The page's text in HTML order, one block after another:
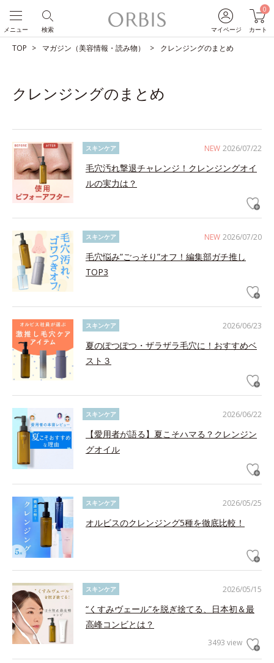
マイページ
0
カート
検索
メニュー
TOP マガジン（美容情報・読み物） クレンジングのまとめ
クレンジングのまとめ
NEW 2026/07/22
スキンケア
毛穴汚れ撃退チャレンジ！クレンジングオイ
ルの実力は？
NEW 2026/07/20
スキンケア
毛穴悩み”ごっそり”オフ！編集部ガチ推し
TOP3
2026/06/23
スキンケア
夏のぽつぽつ・ザラザラ毛穴に！おすすめベ
スト３
2026/06/22
スキンケア
【愛用者が語る】夏こそハマる？クレンジン
グオイル
2026/05/25
スキンケア
オルビスのクレンジング5種を徹底比較！
2026/05/15
スキンケア
“くすみヴェール”を脱ぎ捨てる、日本初＆最
高峰コンビとは？
3493 view